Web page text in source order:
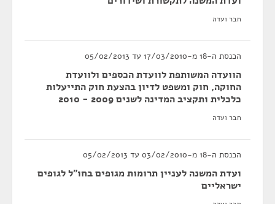
חבר ועדה
הכנסת ה-18 מ-17/03/2010 עד 05/02/2013
הוועדה המשותפת לוועדת הכספים ולוועדת
החוקה, חוק ומשפט לדיון בהצעת חוק התייעלות
כלכלית ותקציב המדינה לשנים 2009 - 2010
חבר ועדה
הכנסת ה-18 מ-03/02/2010 עד 05/02/2013
ועדת המשנה לעניין תרומות מגופים בחו"ל לגופים
ישראליים